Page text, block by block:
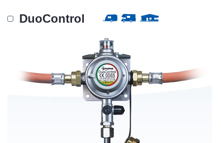
DuoControl